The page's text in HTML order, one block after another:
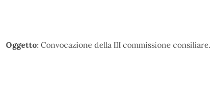
Oggetto: Convocazione della III commissione consiliare.